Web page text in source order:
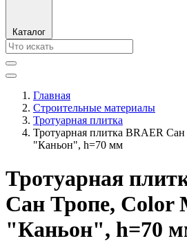
Каталог
Главная
Строительные материалы
Тротуарная плитка
Тротуарная плитка BRAER
"Каньон", h=70 мм
Тротуарная
Сан Тропе, Color
"Каньон", h=70